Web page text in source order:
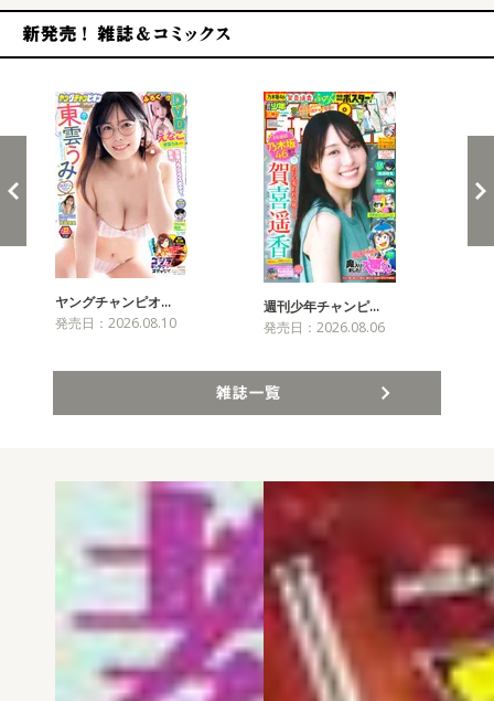
ヤングチャンピオ…
発売日：2026.08.10
週刊少年チャンピ…
発売日：2026.08.06